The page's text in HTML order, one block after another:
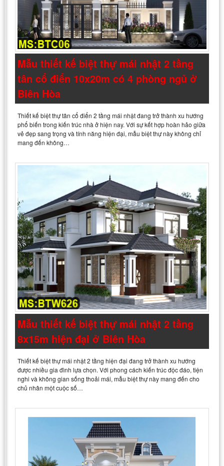
Mẫu thiết kế biệt thự mái nhật 2 tầng
tân cổ điển 10x20m có 4 phòng ngủ ở
Biên Hòa
Thiết kế biệt thự tân cổ điển 2 tầng mái nhật đang trở thành xu hướng
phổ biến trong kiến trúc nhà ở hiện nay. Với sự kết hợp hoàn hảo giữa
vẻ đẹp sang trọng và tính năng hiện đại, mẫu biệt thự này không chỉ
mang đến không…
Mẫu thiết kế biệt thự mái nhật 2 tầng
8x15m hiện đại ở Biên Hòa
Thiết kế biệt thự mái nhật 2 tầng hiện đại đang trở thành xu hướng
được nhiều gia đình lựa chọn. Với phong cách kiến trúc độc đáo, tiện
nghi và không gian sống thoải mái, mẫu biệt thự này mang đến cho
chủ nhân một cuộc số…